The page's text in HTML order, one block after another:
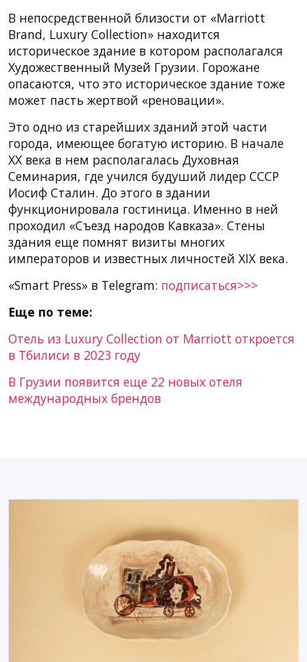
В непосредственной близости от «Marriott
Brand, Luxury Collection» находится
историческое здание в котором располагался
Художественный Музей Грузии. Горожане
опасаются, что это историческое здание тоже
может пасть жертвой «реновации».
Это одно из старейших зданий этой части
города, имеющее богатую историю. В начале
ХХ века в нем располагалась Духовная
Семинария, где учился будуший лидер СССР
Иосиф Сталин. До этого в здании
функционировала гостиница. Именно в ней
проходил «Съезд народов Кавказа». Стены
здания еще помнят визиты многих
императоров и известных личностей XIX века.
«Smart Press» в Telegram: подписаться>>>
Еще по теме:
Отель из Luxury Collection от Marriott откроется
в Тбилиси в 2023 году
В Грузии появится еще 22 новых отеля
международных брендов